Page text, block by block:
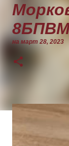
на март 28, 2023